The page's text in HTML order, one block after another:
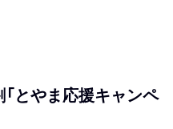
とやま応援キャンペ